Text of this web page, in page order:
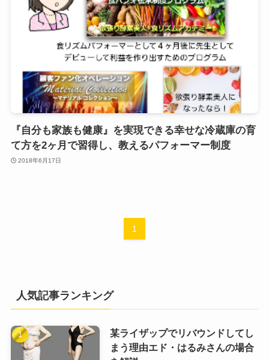
『自分も家族も健康』を実現できる幸せな冷蔵庫の育
て方を2ヶ月で習得し、教えるパフォーマー制度
2018年6月17日
1
人気記事ランキング
某ライザップでリバウンドしてし
まう理由エド・はるみさんの場合